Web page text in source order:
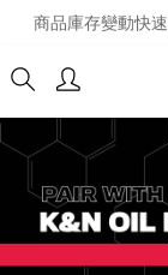
商品庫存變動快
商品庫存變動快
經營
商品庫存變動快